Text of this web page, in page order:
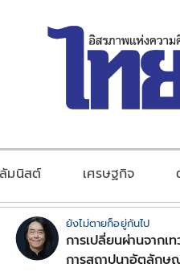
มนิสต์ เศรษฐกิจ
ยังไม่ตายก็อยู่กันไป
การเปลี่ยนผ่านจากเ
การสถาปนาอัตลักษ